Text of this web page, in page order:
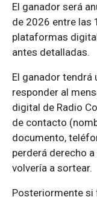
El ganador será
de 2026 entre las
plataformas
antes detalladas.
El ganador tendrá
responder al
digital de Radio
de contacto
documento,
perderá derecho
volvería a sortear.
Posteriormente si